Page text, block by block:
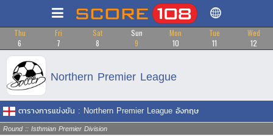
Thu
6
Fri
7
Sat
8
Sun
9
Mon
10
Tue
11
Wed
12
Northern Premier League
ตารางการแข่งขัน : Northern Premier League อังกฤษ
Round :: Isthmian Premier Division